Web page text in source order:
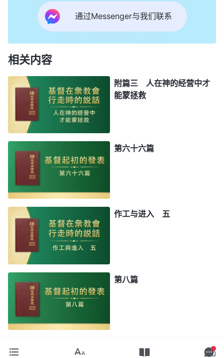
通过Messenger与我们联系
相关内容
附篇三 人在神的经营中才
能蒙拯救
第六十六篇
作工与进入 五
第八篇